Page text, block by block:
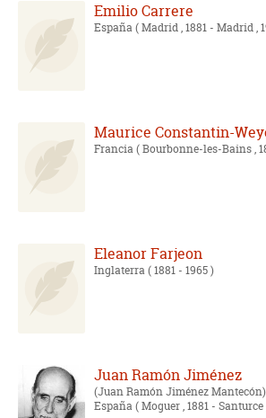
Emilio Carrere
España( Madrid , 1881 - Madrid ,
Maurice Constantin-
Francia( Bourbonne-les-Bains ,
Eleanor Farjeon
Inglaterra( 1881 - 1965 )
Juan Ramón Jiménez
Juan Ramón Jiménez Mantecón
España( Moguer , 1881 - Santurce